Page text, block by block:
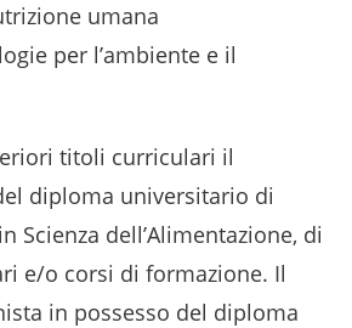
umana
per l’ambiente e il
titoli curriculari il
diploma universitario di
Scienza dell’Alimentazione, di
e/o corsi di formazione. Il
in possesso del diploma